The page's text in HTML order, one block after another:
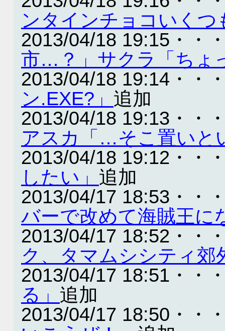
ンタインチョコいく
2013/04/18 19:15・・
市…？」サクラ「ち
2013/04/18 19:14・・
ン.EXE?」 追加
2013/04/18 19:13・・
アスカ「…そこ置いと
2013/04/18 19:12・・
したい」 追加
2013/04/17 18:53・・
バーで改めて海賊王に
2013/04/17 18:52・・
ク、タマムシシティ郊
2013/04/17 18:51・・
る」 追加
2013/04/17 18:50・・